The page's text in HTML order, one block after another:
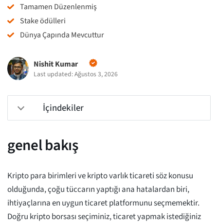
Tamamen Düzenlenmiş
Stake ödülleri
Dünya Çapında Mevcuttur
Nishit Kumar
Last updated: Ağustos 3, 2026
İçindekiler
genel bakış
Kripto para birimleri ve kripto varlık ticareti söz konusu
olduğunda, çoğu tüccarın yaptığı ana hatalardan biri,
ihtiyaçlarına en uygun ticaret platformunu seçmemektir.
Doğru kripto borsası seçiminiz, ticaret yapmak istediğiniz